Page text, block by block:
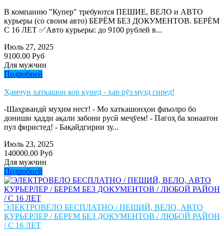
В компанию "Купер" требуются ПЕШИЕ, ВЕЛО и АВТО
курьеры (со своим авто) БЕРЁМ БЕЗ ДОКУМЕНТОВ. БЕРЁМ
С 16 ЛЕТ ✅Авто курьеры: до 9100 рублей в...
Июль 27, 2025
9100.00 Руб
Для мужчин
Подробней
Ҳамчун хаткашон кор кунед - ҳар рӯз музд гиред!
-Шаҳрвандӣ муҳим нест! - Мо хаткашонҳои фаъолро бо
дониши ҳадди ақали забони русӣ меҷӯем! - Пагоҳ ба хонаатон
пул фиристед! - Бақайдгирии зу...
Июль 23, 2025
140000.00 Руб
Для мужчин
Подробней
ЭЛЕКТРОВЕЛО БЕСПЛАТНО / ПЕШИЙ, ВЕЛО, АВТО
КУРЬЕРЛЕР / БЕРЕМ БЕЗ ДОКУМЕНТОВ / ЛЮБОЙ РАЙОН
/ С 16 ЛЕТ